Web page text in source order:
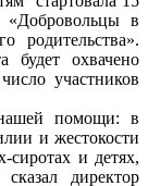
в
родительства».
будет охвачено
участников
помощи: в
и жестокости
сиротах и детях,
директор